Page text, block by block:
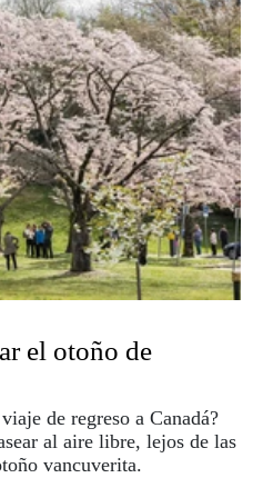
el otoño de
de regreso a Canadá?
al aire libre, lejos de las
vancuverita.